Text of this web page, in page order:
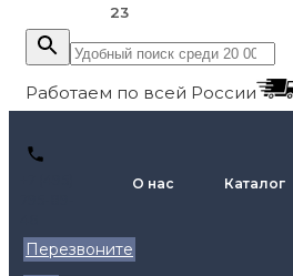
23
Работаем по всей России
Перезвоните
О нас Каталог